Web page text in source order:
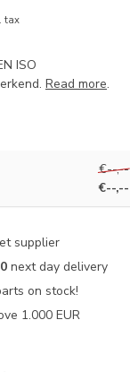
tax
ISO
Read more.
€--,--
€--,--
supplier
next day delivery
on stock!
1.000 EUR